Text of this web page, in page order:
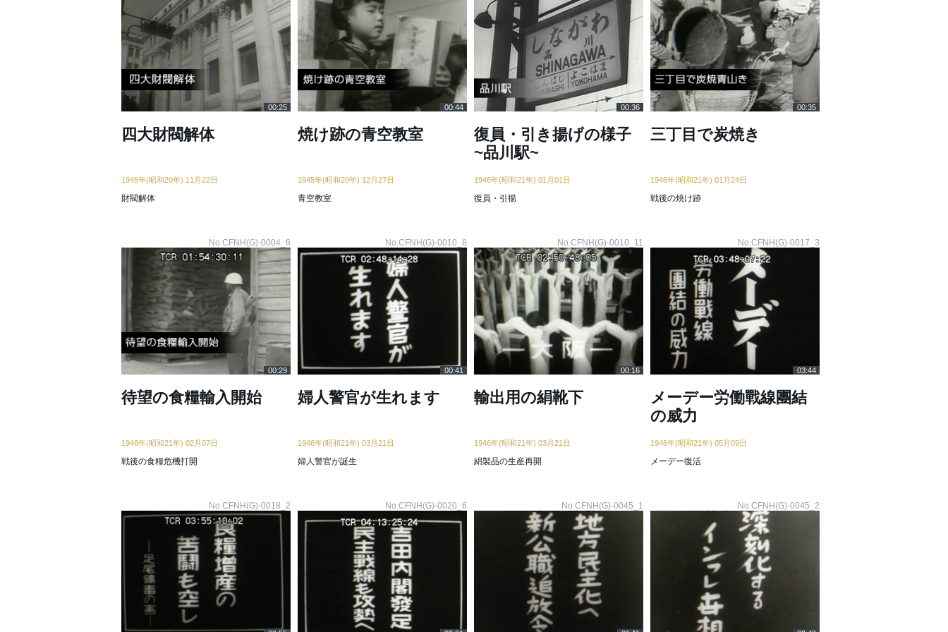
00:25
四大財閥解体
1945年(昭和20年) 11月22日
財閥解体
00:44
焼け跡の青空教室
1945年(昭和20年) 12月27日
青空教室
00:36
復員・引き揚げの様子
~品川駅~
1946年(昭和21年) 01月01日
復員・引揚
00:35
三丁目で炭焼き
1946年(昭和21年) 01月24日
戦後の焼け跡
No.CFNH(G)-0004_6
00:29
待望の食糧輸入開始
1946年(昭和21年) 02月07日
戦後の食糧危機打開
No.CFNH(G)-0010_8
00:41
婦人警官が生れます
1946年(昭和21年) 03月21日
婦人警官が誕生
No.CFNH(G)-0010_11
00:16
輸出用の絹靴下
1946年(昭和21年) 03月21日
絹製品の生産再開
No.CFNH(G)-0017_3
03:44
メーデー労働戰線團結
の威力
1946年(昭和21年) 05月09日
メーデー復活
No.CFNH(G)-0018_2 No.CFNH(G)-0020_6 No.CFNH(G)-0045_1 No.CFNH(G)-0045_2